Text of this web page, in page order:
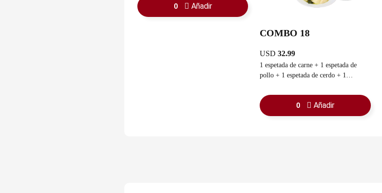
0 Añadir
COMBO 18
USD32.99
1 espetada de carne + 1 espetada de
pollo + 1 espetada de cerdo + 1
sancochada + rac. pan con ajo
0 Añadir